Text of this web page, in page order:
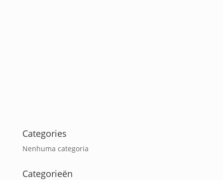
Categories
Nenhuma categoria
Categorieën